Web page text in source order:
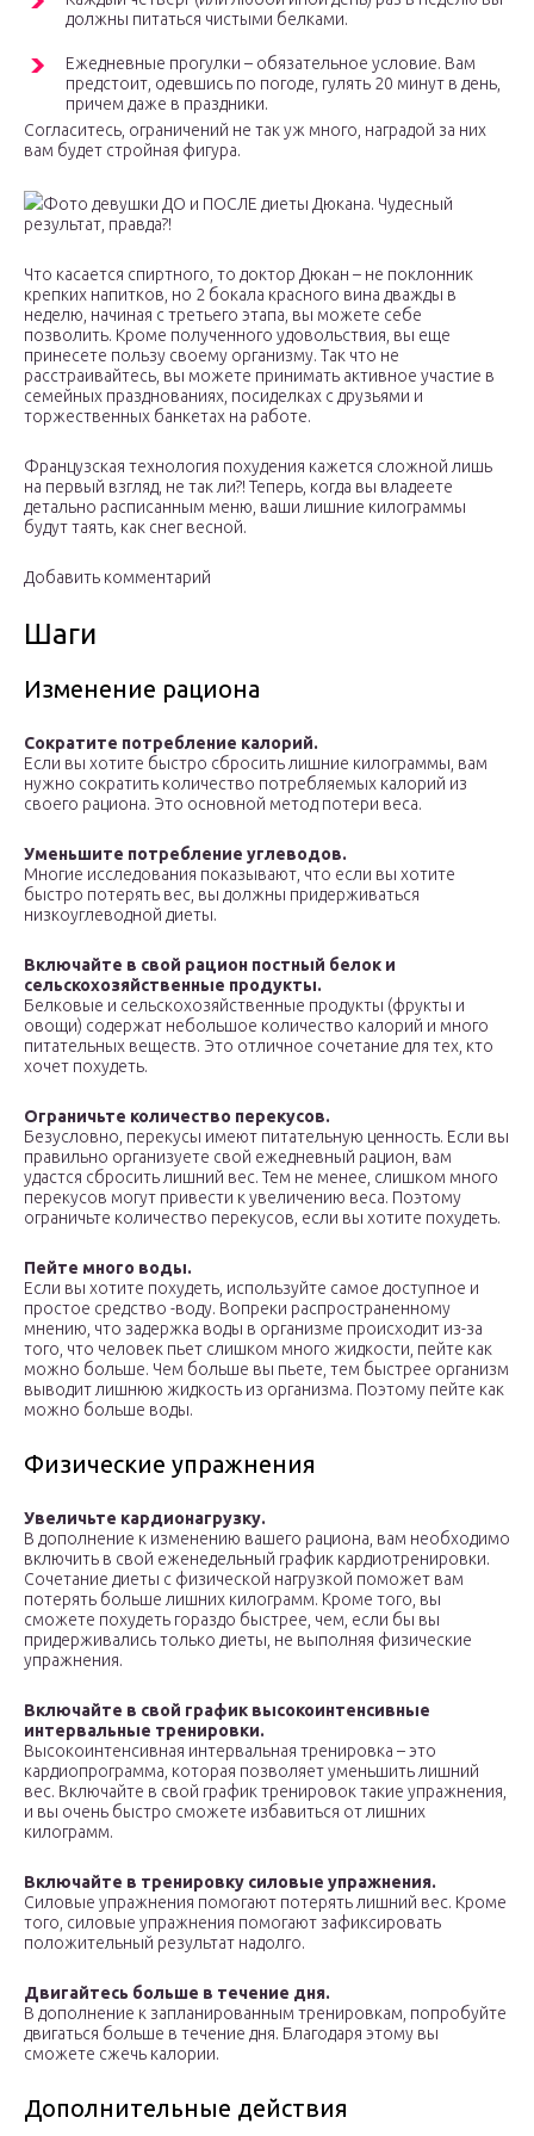
должны питаться чистыми белками.
Ежедневные прогулки – обязательное условие. Вам
предстоит, одевшись по погоде, гулять 20 минут в день,
причем даже в праздники.
Согласитесь, ограничений не так уж много, наградой за них
вам будет стройная фигура.
Фото девушки ДО и ПОСЛЕ диеты Дюкана. Чудесный
результат, правда?!
Что касается спиртного, то доктор Дюкан – не поклонник
крепких напитков, но 2 бокала красного вина дважды в
неделю, начиная с третьего этапа, вы можете себе
позволить. Кроме полученного удовольствия, вы еще
принесете пользу своему организму. Так что не
расстраивайтесь, вы можете принимать активное участие в
семейных празднованиях, посиделках с друзьями и
торжественных банкетах на работе.
Французская технология похудения кажется сложной лишь
на первый взгляд, не так ли?! Теперь, когда вы владеете
детально расписанным меню, ваши лишние килограммы
будут таять, как снег весной.
Добавить комментарий
Шаги
Изменение рациона
Сократите потребление калорий.
Если вы хотите быстро сбросить лишние килограммы, вам
нужно сократить количество потребляемых калорий из
своего рациона. Это основной метод потери веса.
Уменьшите потребление углеводов.
Многие исследования показывают, что если вы хотите
быстро потерять вес, вы должны придерживаться
низкоуглеводной диеты.
Включайте в свой рацион постный белок и
сельскохозяйственные продукты.
Белковые и сельскохозяйственные продукты (фрукты и
овощи) содержат небольшое количество калорий и много
питательных веществ. Это отличное сочетание для тех, кто
хочет похудеть.
Ограничьте количество перекусов.
Безусловно, перекусы имеют питательную ценность. Если вы
правильно организуете свой ежедневный рацион, вам
удастся сбросить лишний вес. Тем не менее, слишком много
перекусов могут привести к увеличению веса. Поэтому
ограничьте количество перекусов, если вы хотите похудеть.
Пейте много воды.
Если вы хотите похудеть, используйте самое доступное и
простое средство -воду. Вопреки распространенному
мнению, что задержка воды в организме происходит из-за
того, что человек пьет слишком много жидкости, пейте как
можно больше. Чем больше вы пьете, тем быстрее организм
выводит лишнюю жидкость из организма. Поэтому пейте как
можно больше воды.
Физические упражнения
Увеличьте кардионагрузку.
В дополнение к изменению вашего рациона, вам необходимо
включить в свой еженедельный график кардиотренировки.
Сочетание диеты с физической нагрузкой поможет вам
потерять больше лишних килограмм. Кроме того, вы
сможете похудеть гораздо быстрее, чем, если бы вы
придерживались только диеты, не выполняя физические
упражнения.
Включайте в свой график высокоинтенсивные
интервальные тренировки.
Высокоинтенсивная интервальная тренировка – это
кардиопрограмма, которая позволяет уменьшить лишний
вес. Включайте в свой график тренировок такие упражнения,
и вы очень быстро сможете избавиться от лишних
килограмм.
Включайте в тренировку силовые упражнения.
Силовые упражнения помогают потерять лишний вес. Кроме
того, силовые упражнения помогают зафиксировать
положительный результат надолго.
Двигайтесь больше в течение дня.
В дополнение к запланированным тренировкам, попробуйте
двигаться больше в течение дня. Благодаря этому вы
сможете сжечь калории.
Дополнительные действия